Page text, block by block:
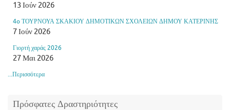
13 Ιούν 2026
4o ΤΟΥΡΝΟΥΑ ΣΚΑΚΙΟΥ ΔΗΜΟΤΙΚΩΝ ΣΧΟΛΕΙΩΝ ΔΗΜΟΥ ΚΑΤΕΡΙΝΗΣ
7 Ιούν 2026
Γιορτή χαράς 2026
27 Μαι 2026
...Περισσότερα
Πρόσφατες Δραστηριότητες